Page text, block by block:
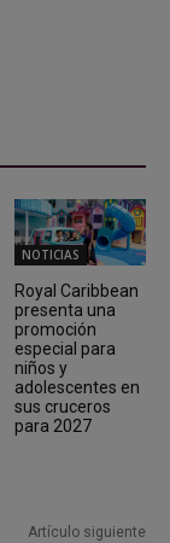
NOTICIAS
Royal Caribbean
presenta una
promoción
especial para
niños y
adolescentes en
sus cruceros
para 2027
Artículo siguiente